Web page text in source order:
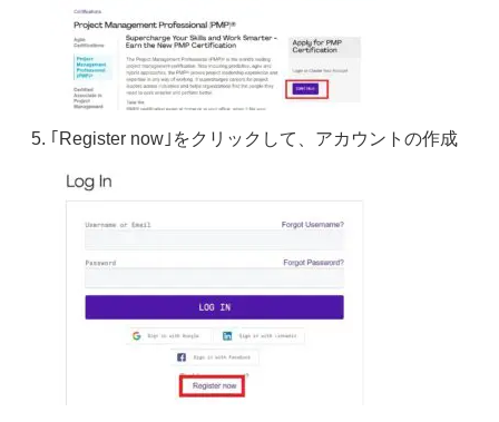
｢Register now｣をクリックして、アカウントの作成